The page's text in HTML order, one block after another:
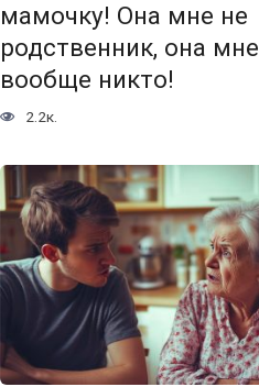
мамочку! Она мне не
родственник, она мне
вообще никто!
2.2к.